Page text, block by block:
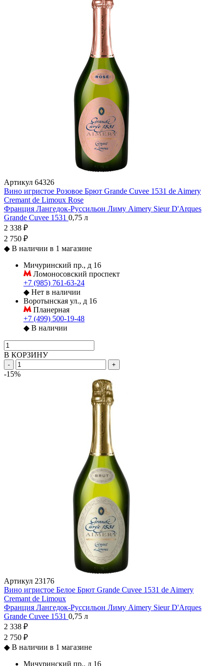
Артикул 64326
Вино игристое Розовое Брют Grande Cuvee 1531 de Aimery
Cremant de Limoux Rose
Франция Лангедок-Руссильон Лиму Aimery Sieur D'Arques
Grande Cuvee 1531 0,75 л
2 338 ₽
2 750 ₽
◆ В наличии в 1 магазине
Мичуринский пр., д 16
Ломоносовский проспект
+7 (985) 761-63-24
◆ Нет в наличии
Воротынская ул., д 16
Планерная
+7 (499) 500-19-48
◆ В наличии
В КОРЗИНУ
- +
-15%
Артикул 23176
Вино игристое Белое Брют Grande Cuvee 1531 de Aimery
Cremant de Limoux
Франция Лангедок-Руссильон Лиму Aimery Sieur D'Arques
Grande Cuvee 1531 0,75 л
2 338 ₽
2 750 ₽
◆ В наличии в 1 магазине
Мичуринский пр., д 16